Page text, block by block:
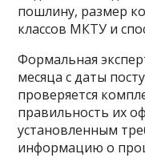
пошлину, размер
классов МКТУ и
Формальная
месяца с даты
проверяется
правильность их
установленным
информацию о